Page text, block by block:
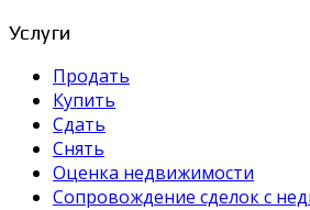
Услуги
Продать
Купить
Сдать
Снять
Оценка недвижимости
Сопровождение сделок с